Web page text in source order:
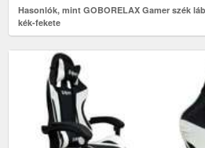
Hasonlók, mint GOBORELAX Gamer szék
kék-fekete